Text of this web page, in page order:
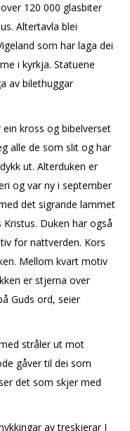
120 000 glasbiter
Altertavla blei
som har laga dei
i kyrkja. Statuene
av bilethuggar
kross og bibelverset
alle de som slit og har
ut. Alterduken er
og var ny i september
det sigrande lammet
Duken har også
for nattverden. Kors
Mellom kvart motiv
er stjerna over
Guds ord, seier
stråler ut mot
gåver til dei som
det som skjer med
av treskjerar J